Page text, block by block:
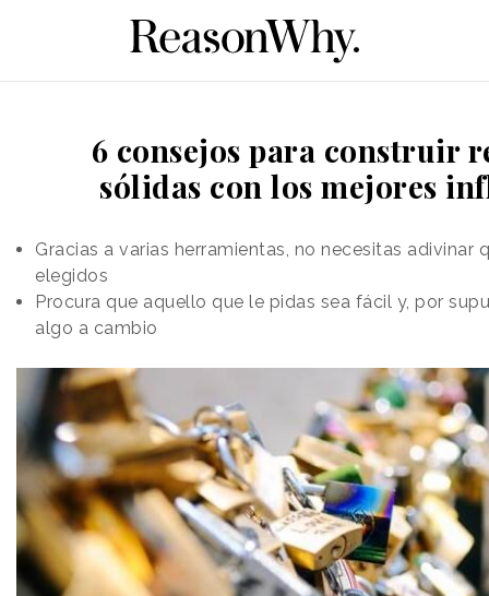
6 consejos para construir
sólidas con los mejores
Gracias a varias herramientas, no necesitas adivinar
elegidos
Procura que aquello que le pidas sea fácil y, por
algo a cambio